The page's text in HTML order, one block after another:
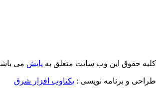
حقوق این وب سایت متعلق بهپایشمی باشد.
و برنامه نویسی : یکتاوب افزار شرق